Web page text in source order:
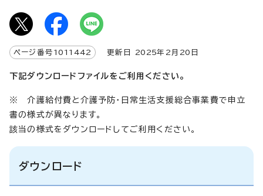
ページ番号 1011442 更新日 2025年2月 20 日
下記ダウンロードファイルをご利用ください。
※ 介護給付費と介護予防・日常生活支援総合事業費で申立
書の様式が異なります。
該当の様式をダウンロードしてご利用ください。
ダウンロード